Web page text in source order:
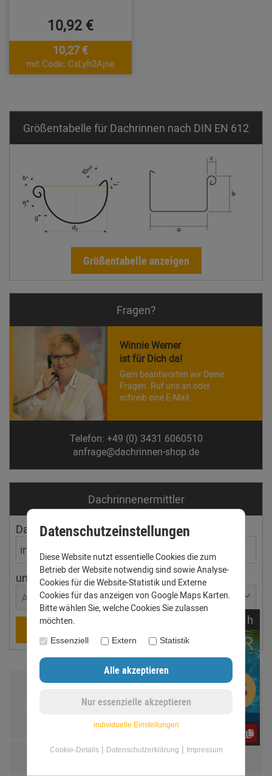
10,92 €
10,27 €
mit Code: CxLyh2Ajne
Größentabelle für Dachrinnen nach DIN EN 612
Größentabelle anzeigen
Fragen?
Winnie Werner
ist für Dich da!
Gern beantworten wir Deine
Fragen. Ruf uns an oder
schreib eine E-Mail.
Telefon: +49 (0) 3431 6060510
anfrage@dachrinnen-shop.de
Dachrinnen­ermittler
Dachfläche Dachneigung
ungefährer Ort
Aachen
Zahlung & Versand
Datenschutz
AGB
h
Datenschutzeinstellungen
Diese Website nutzt essentielle Cookies die zum
Betrieb der Website notwendig sind sowie Analyse-
Cookies für die Website-Statistik und Externe
Cookies für das anzeigen von Google Maps Karten.
Bitte wählen Sie, welche Cookies Sie zulassen
möchten.
Essenziell Extern Statistik
individuelle Einstellungen
Cookie-Details| Datenschutzerklärung | Impressum